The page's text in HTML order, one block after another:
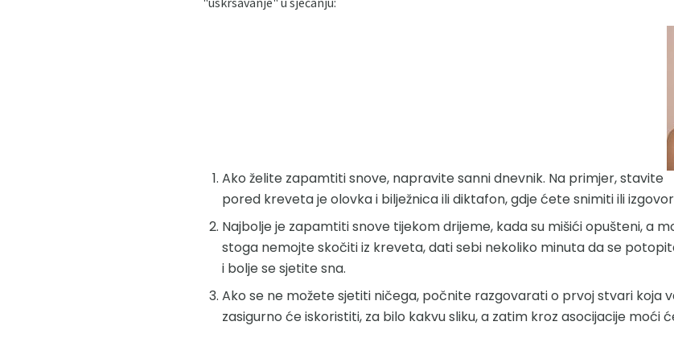
Ako želite zapamtiti snove, napravite sanni dnevnik. Na primjer, stavite
pored kreveta je olovka i bilježnica ili diktafon, gdje ćete snimiti ili
Najbolje je zapamtiti snove tijekom drijeme, kada su mišići opušteni, a
stoga nemojte skočiti iz kreveta, dati sebi nekoliko minuta da se
i bolje se sjetite sna.
Ako se ne možete sjetiti ničega, počnite razgovarati o prvoj stvari koja
zasigurno će iskoristiti, za bilo kakvu sliku, a zatim kroz asocijacije moći